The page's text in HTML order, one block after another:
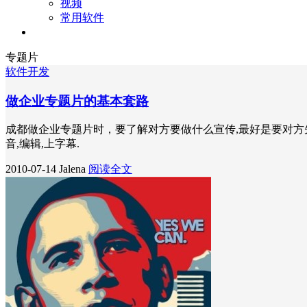
视频
常用软件
专题片
软件开发
做企业专题片的基本套路
成都做企业专题片时，要了解对方要做什么宣传,最好是要对
音,编辑,上字幕.
2010-07-14 Jalena 阅读全文